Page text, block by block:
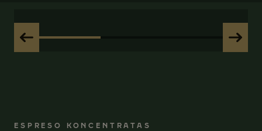
ESPRESO KONCENTRATAS